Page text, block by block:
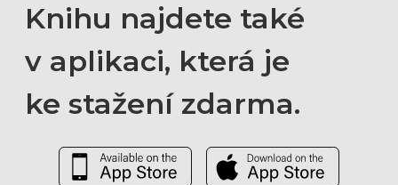
Knihu najdete také
v aplikaci, která je
ke stažení zdarma.